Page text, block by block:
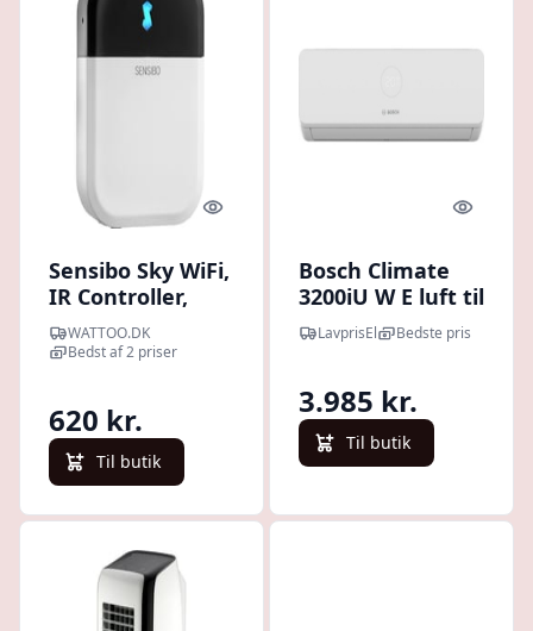
Quick look
Sensibo Sky WiFi,
IR Controller,
smart styring til
alle
WATTOO.DK
Bedst af 2 priser
620 kr.
Til butik
Quick
Bosch Climate
3200iU W E luft til
luft klimaanlæg,
indedel, 7,0 kW
LavprisEl Bedste pris
3.985 kr.
Til butik